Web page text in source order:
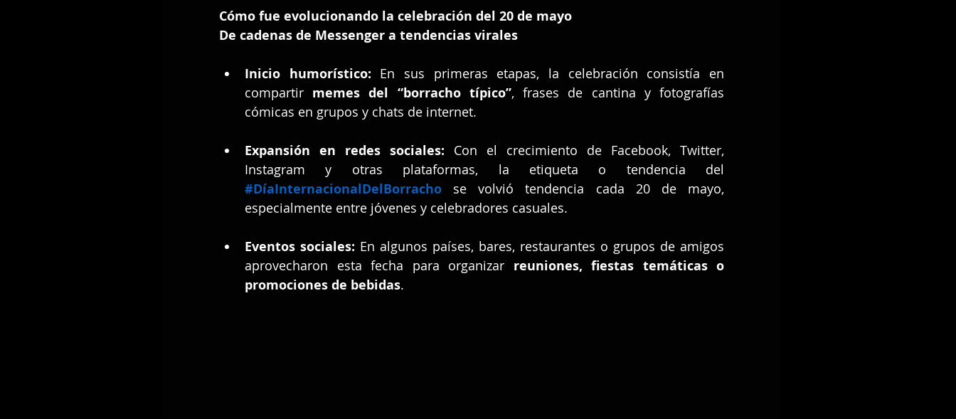
Cómo fue evolucionando la celebración del 20 de mayo
De cadenas de Messenger a tendencias virales
Inicio humorístico: En sus primeras etapas, la celebración consistía en
compartir memes del “borracho típico”, frases de cantina y fotografías
cómicas en grupos y chats de internet.
Expansión en redes sociales: Con el crecimiento de Facebook, Twitter,
#DíaInternacionalDelBorracho se volvió tendencia cada 20 de mayo,
especialmente entre jóvenes y celebradores casuales.
Eventos sociales: En algunos países, bares, restaurantes o grupos de amigos
aprovecharon esta fecha para organizar reuniones, fiestas temáticas o
promociones de bebidas.